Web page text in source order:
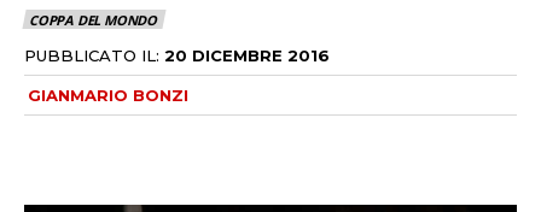
COPPA DEL MONDO
PUBBLICATO IL: 20 DICEMBRE 2016
GIANMARIO BONZI